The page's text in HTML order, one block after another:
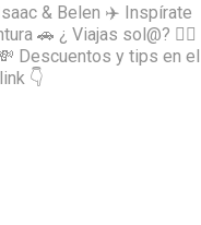
& Belen ✈️ Inspírate
🚗 ¿ Viajas sol@? 👉🏻
Descuentos y tips en el
link 👇